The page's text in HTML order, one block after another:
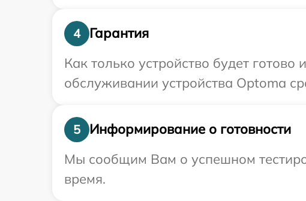
4
Гарантия
Как только устройство будет
обслуживании устройства Optoma
5
Информирование о готовности
Мы сообщим Вам о успешном
время.